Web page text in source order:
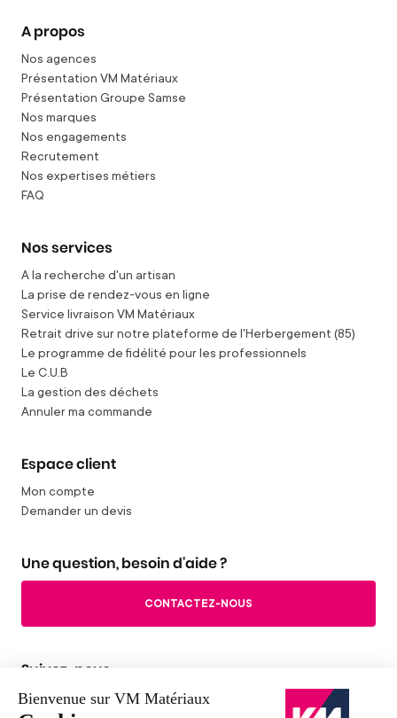
A propos
Nos agences
Présentation VM Matériaux
Présentation Groupe Samse
Nos marques
Nos engagements
Recrutement
Nos expertises métiers
FAQ
Nos services
A la recherche d'un artisan
La prise de rendez-vous en ligne
Service livraison VM Matériaux
Retrait drive sur notre plateforme de l'Herbergement (85)
Le programme de fidélité pour les professionnels
Le C.U.B
La gestion des déchets
Annuler ma commande
Espace client
Mon compte
Demander un devis
Une question, besoin d'aide ?
CONTACTEZ-NOUS
Suivez-nous